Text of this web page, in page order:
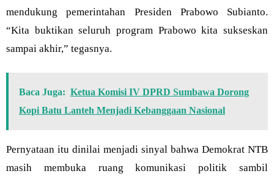
mendukung pemerintahan Presiden Prabowo Subianto.
“Kita buktikan seluruh program Prabowo kita sukseskan
sampai akhir,” tegasnya.
Baca Juga: Ketua Komisi IV DPRD Sumbawa Dorong
Kopi Batu Lanteh Menjadi Kebanggaan Nasional
Pernyataan itu dinilai menjadi sinyal bahwa Demokrat NTB
masih membuka ruang komunikasi politik sambil